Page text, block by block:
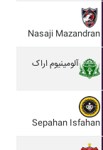
Nasaji Mazandran
آلومينيوم اراک
Sepahan Isfahan